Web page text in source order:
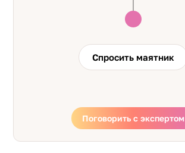
Спросить маятник
Поговорить с экспертом